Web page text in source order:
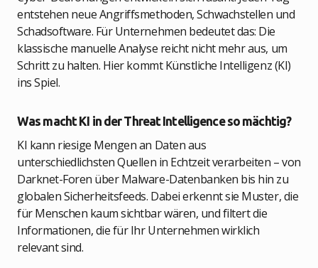
entstehen neue Angriffsmethoden, Schwachstellen und
Schadsoftware. Für Unternehmen bedeutet das: Die
klassische manuelle Analyse reicht nicht mehr aus, um
Schritt zu halten. Hier kommt Künstliche Intelligenz (KI)
ins Spiel.
Was macht KI in der Threat Intelligence so mächtig?
KI kann riesige Mengen an Daten aus
unterschiedlichsten Quellen in Echtzeit verarbeiten – von
Darknet-Foren über Malware-Datenbanken bis hin zu
globalen Sicherheitsfeeds. Dabei erkennt sie Muster, die
für Menschen kaum sichtbar wären, und filtert die
Informationen, die für Ihr Unternehmen wirklich
relevant sind.